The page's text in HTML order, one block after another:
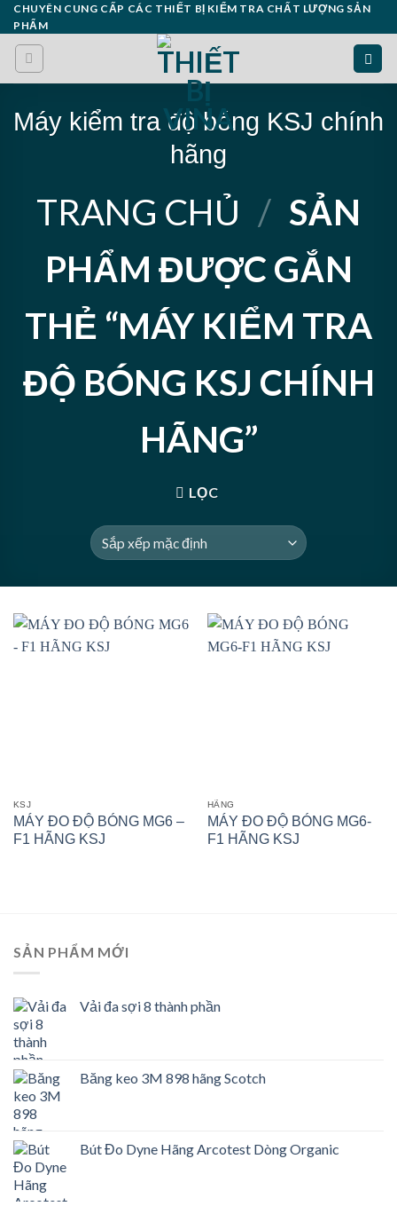
Skip
to
content
CHUYÊN CUNG CẤP CÁC THIẾT BỊ KIỂM TRA CHẤT LƯỢNG SẢN
PHẨM
Máy kiểm tra độ bóng KSJ chính
hãng
TRANG CHỦ / SẢN
PHẨM ĐƯỢC GẮN
THẺ “MÁY KIỂM TRA
ĐỘ BÓNG KSJ CHÍNH
HÃNG”
LỌC
KSJ
MÁY ĐO ĐỘ BÓNG MG6 –
F1 HÃNG KSJ
HÃNG
MÁY ĐO ĐỘ BÓNG MG6-
F1 HÃNG KSJ
SẢN PHẨM MỚI
Vải đa sợi 8 thành phần
Băng keo 3M 898 hãng Scotch
Bút Đo Dyne Hãng Arcotest Dòng Organic